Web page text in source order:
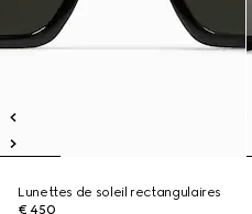
Lunettes de soleil rectangulaires
€ 450